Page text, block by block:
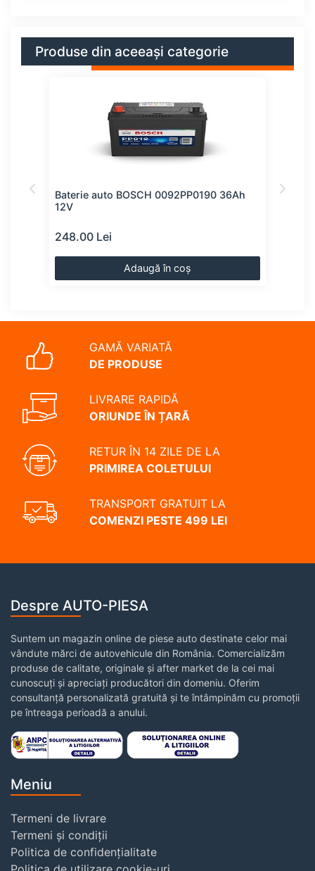
Produse din aceeași categorie
Baterie auto BOSCH 0092PP0190 36Ah
12V
248.00 Lei
Adaugă în coș
GAMĂ VARIATĂ
DE PRODUSE
LIVRARE RAPIDĂ
ORIUNDE ÎN ȚARĂ
RETUR ÎN 14 ZILE DE LA
PRIMIREA COLETULUI
TRANSPORT GRATUIT LA
COMENZI PESTE 499 LEI
Despre AUTO-PIESA
Suntem un magazin online de piese auto destinate celor mai
vândute mărci de autovehicule din România. Comercializăm
produse de calitate, originale și after market de la cei mai
cunoscuți și apreciați producători din domeniu. Oferim
consultanță personalizată gratuită și te întâmpinăm cu promoții
pe întreaga perioadă a anului.
Meniu
Termeni de livrare
Termeni și condiții
Politica de confidențialitate